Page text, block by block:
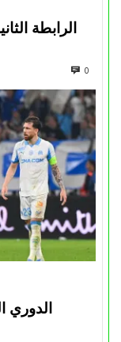
الرابطة
0
الدوري